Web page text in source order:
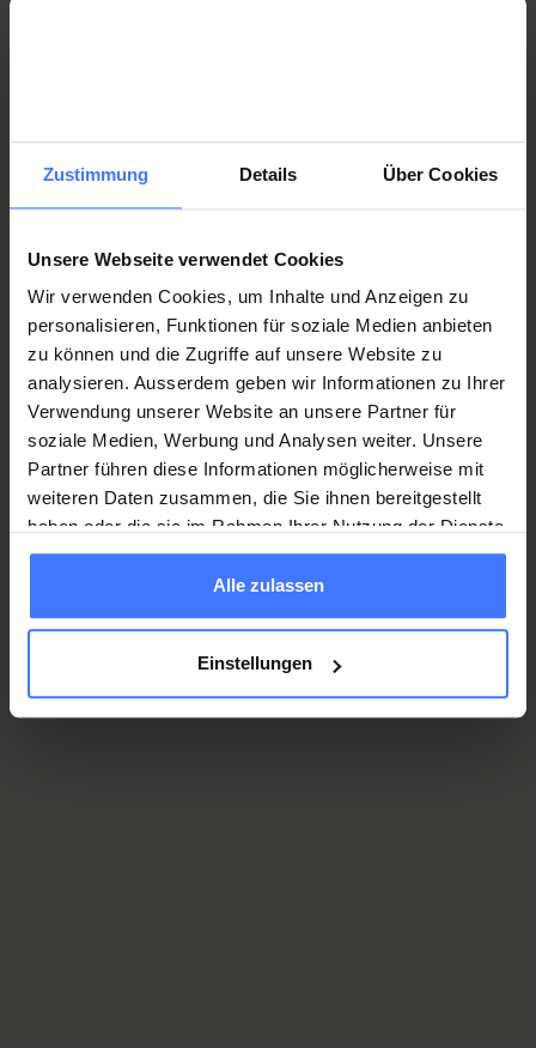
Zustimmung Details Über Cookies
Unsere Webseite verwendet Cookies
Wir verwenden Cookies, um Inhalte und Anzeigen zu
personalisieren, Funktionen für soziale Medien anbieten
zu können und die Zugriffe auf unsere Website zu
analysieren. Ausserdem geben wir Informationen zu Ihrer
Verwendung unserer Website an unsere Partner für
soziale Medien, Werbung und Analysen weiter. Unsere
Partner führen diese Informationen möglicherweise mit
weiteren Daten zusammen, die Sie ihnen bereitgestellt
haben oder die sie im Rahmen Ihrer Nutzung der Dienste
gesammelt haben.
Alle zulassen
Einstellungen
Für Sie auch interessant
Orthesen
Prothesen
Kompressions- und Stützstrümpfe